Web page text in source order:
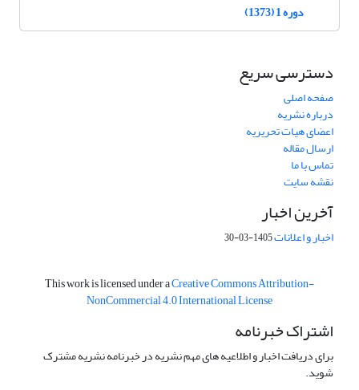
دوره 1 (1373)
دسترسی سریع
صفحه اصلی
درباره نشریه
اعضای هیات تحریریه
ارسال مقاله
تماس با ما
نقشه سایت
آخرین اخبار
اخبار و اعلانات1405-03-30
This work is licensed under aCreative Commons Attribution-
NonCommercial 4.0 International License
اشتراک خبرنامه
برای دریافت اخبار و اطلاعیه های مهم نشریه در خبرنامه نشریه مشترک
شوید.